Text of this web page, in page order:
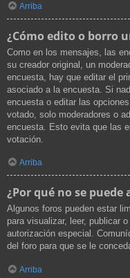
Arriba
¿Cómo edito o borro
Como en los mensajes, las
su creador original, un
encuesta, hay que editar el
asociado a la encuesta. Si
encuesta o editar las
votado, solo moderadores o
encuesta. Esto evita que las
votación.
Arriba
¿Por qué no se puede
Algunos foros pueden estar
para visualizar, leer, publicar
autorización especial.
del foro para que se le
Arriba